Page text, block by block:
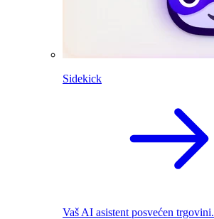
Sidekick
Vaš AI asistent posvećen trgovini.